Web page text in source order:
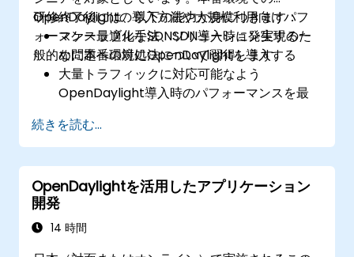
OpenDaylightの導入方法や大規模利用向けパフ
ォーマンス最適化手法、SDN導入時に発生する一
般的な問題への対処法について習得します。
研修終了後には、以下の能力が身につきます：
スケーラブルなSDNソリューション実現のた
めに本番環境にOpenDaylightを導入する
大量トラフィックに対応可能なよう
OpenDaylight導入時のパフォーマンスを最
SDN導入環境で発生しうる典型的な問題を特
定・解決する
長期的に安定した運用を実現するために
OpenDaylight環境を監視・維持する
増大するネットワーク要件に対応できるよう
OpenDaylight導入規模を拡張する
続きを読む...
OpenDaylightを活用したアプリケーション
開発
14 時間